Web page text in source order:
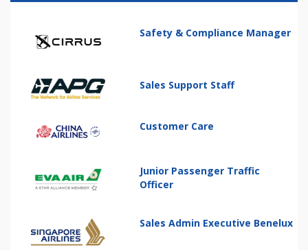
Safety & Compliance Manager
Sales Support Staff
Customer Care
Junior Passenger Traffic
Officer
Sales Admin Executive Benelux